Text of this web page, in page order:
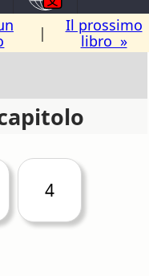
|
Il prossimo
libro »
4